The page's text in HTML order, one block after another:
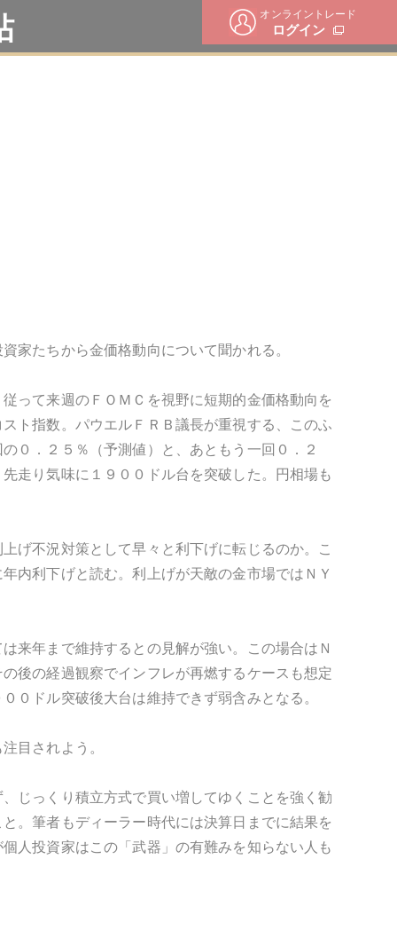
オンライントレード
ログイン
家たちから金価格動向について聞かれる。
って来週のＦＯＭＣを視野に短期的金価格動向を
ト指数。パウエルＦＲＢ議長が重視する、このふ
０．２５％（予測値）と、あともう一回０．２
走り気味に１９００ドル台を突破した。円相場も
げ不況対策として早々と利下げに転じるのか。こ
内利下げと読む。利上げが天敵の金市場ではＮＹ
来年まで維持するとの見解が強い。この場合はＮ
後の経過観察でインフレが再燃するケースも想定
０ドル突破後大台は維持できず弱含みとなる。
目されよう。
じっくり積立方式で買い増してゆくことを強く勧
。筆者もディーラー時代には決算日までに結果を
人投資家はこの「武器」の有難みを知らない人も